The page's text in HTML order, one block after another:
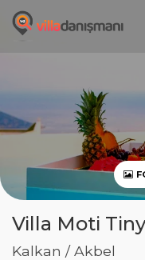
Villa Moti
Kalkan / Akbel